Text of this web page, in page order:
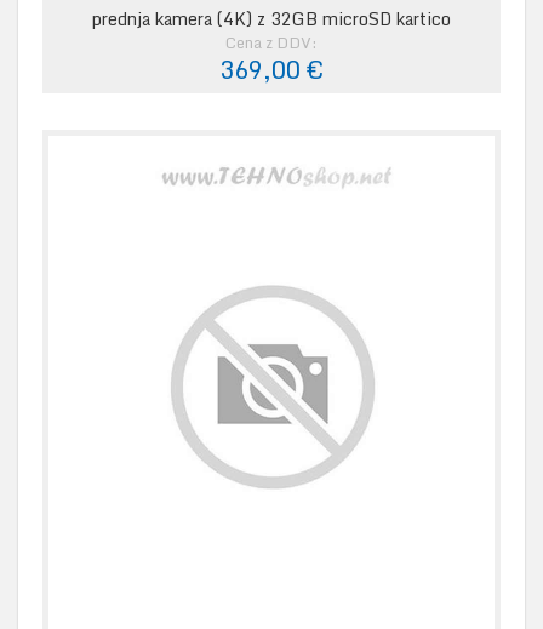
prednja kamera (4K) z 32GB microSD kartico
Cena z DDV:
369,00 €